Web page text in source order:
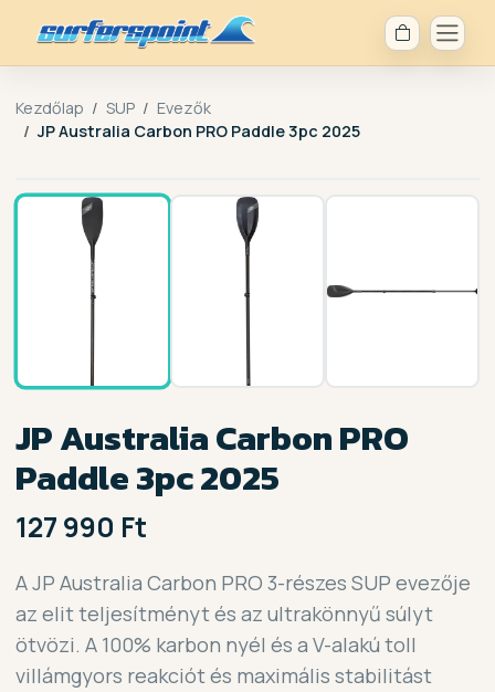
Kezdőlap SUP
Evezők
JP Australia Carbon PRO Paddle 3pc 2025
JP Australia Carbon PRO
Paddle 3pc 2025
127 990 Ft
A JP Australia Carbon PRO 3-részes SUP evezője
az elit teljesítményt és az ultrakönnyű súlyt
ötvözi. A 100% karbon nyél és a V-alakú toll
villámgyors reakciót és maximális stabilitást